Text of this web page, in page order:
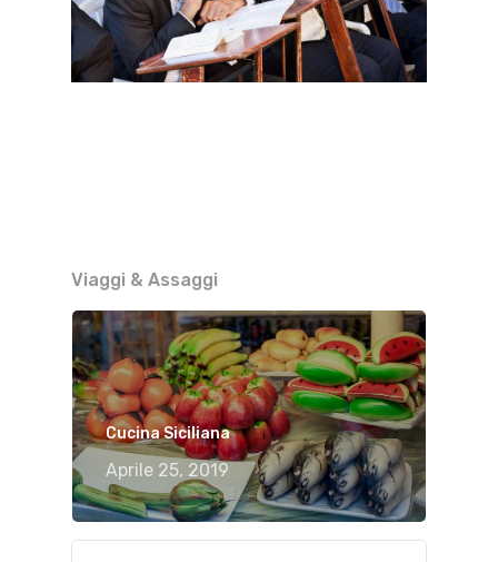
Viaggi & Assaggi
Cucina Siciliana
Aprile 25, 2019